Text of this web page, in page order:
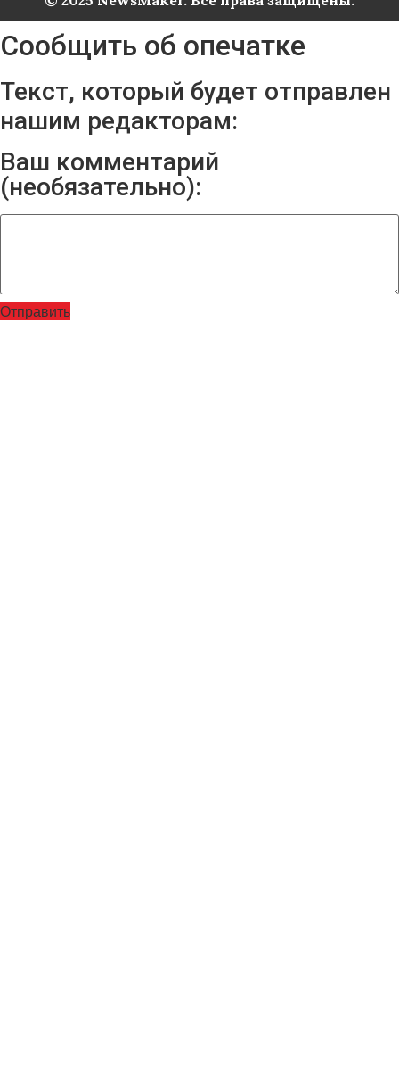
Сообщить об опечатке
Текст, который будет отправлен
нашим редакторам:
Ваш комментарий
(необязательно):
Отправить